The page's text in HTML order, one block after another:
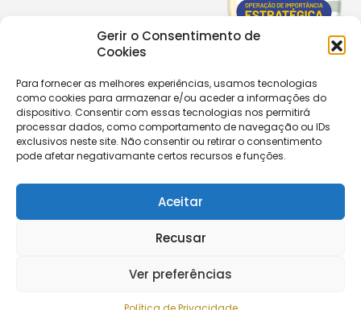
Gerir o Consentimento de
Cookies
Para fornecer as melhores experiências, usamos tecnologias
como cookies para armazenar e/ou aceder a informações do
dispositivo. Consentir com essas tecnologias nos permitirá
processar dados, como comportamento de navegação ou IDs
exclusivos neste site. Não consentir ou retirar o consentimento
pode afetar negativamante certos recursos e funções.
Aceitar
Recusar
Ver preferências
Copyright © 2026 |Equipa de Comunicação Digital
Política de Privacidade| PPPDPAECM|PPRCIC
CONTACTOS
Segue-nos